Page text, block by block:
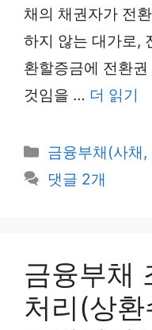
채의 채권자가 전
하지 않는 대가로,
환할증금에 전환
것임을 … 더 읽기
카
테
금융부채(사채
댓글 2개
금융부채
처리(상